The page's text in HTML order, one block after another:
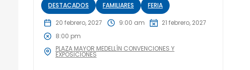
DESTACADOS FAMILIARES FERIA
20 febrero, 2027 9:00 am
21 febrero, 2027
8:00 pm
PLAZA MAYOR MEDELLÍN CONVENCIONES Y
EXPOSICIONES